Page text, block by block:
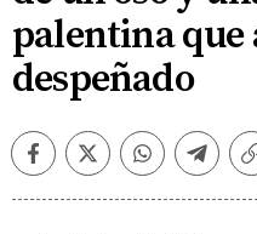
palentina que
despeñado
FacebookTwitterWhatsapp